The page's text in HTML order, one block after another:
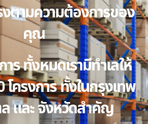
ตามความต้องการของ
คุณ
ร ทั้งหมดเรามีทำเลให้
โครงการ ทั้งในกรุงเทพ
และ จังหวัดสำคัญ